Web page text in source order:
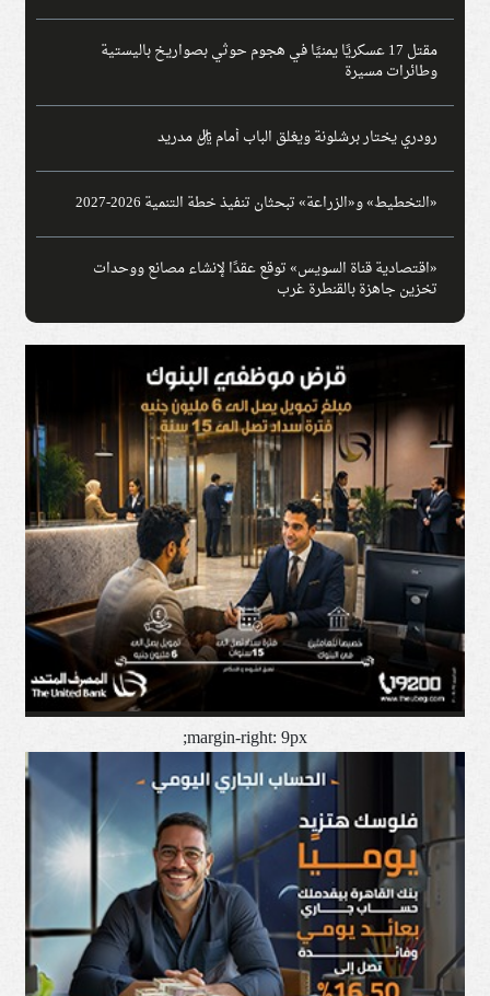
مقتل 17 عسكريًا يمنيًا في هجوم حوثي بصواريخ باليستية
وطائرات مسيرة
رودري يختار برشلونة ويغلق الباب أمام ريال مدريد
«التخطيط» و«الزراعة» تبحثان تنفيذ خطة التنمية 2026-2027
«اقتصادية قناة السويس» توقع عقدًا لإنشاء مصانع ووحدات
تخزين جاهزة بالقنطرة غرب
margin-right: 9px;